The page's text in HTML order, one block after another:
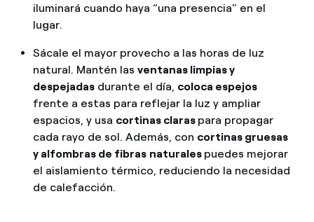
iluminará cuando haya “una presencia” en el
lugar.
Sácale el mayor provecho a las horas de luz
natural. Mantén las ventanas limpias y
despejadasdurante el día, coloca espejos
frente a estas para reflejar la luz y ampliar
espacios, y usa cortinas claras para propagar
cada rayo de sol. Además, con cortinas gruesas
y alfombras de fibras naturales puedes mejorar
el aislamiento térmico, reduciendo la necesidad
de calefacción.